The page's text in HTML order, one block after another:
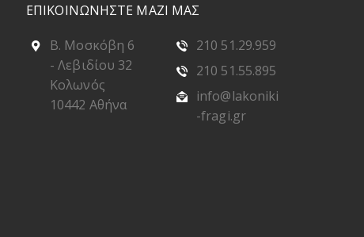
ΕΠΙΚΟΙΝΩΝΗΣΤΕ ΜΑΖΙ ΜΑΣ
Β. Μοσκόβη 6
- Λεβιδίου 32
Κολωνός
10442 Αθήνα
210 51.29.959
210 51.55.895
info@lakoniki
-fragi.gr